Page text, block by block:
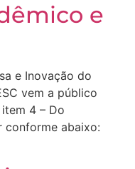
e
e Inovação do
vem a público
4 – Do
conforme abaixo: